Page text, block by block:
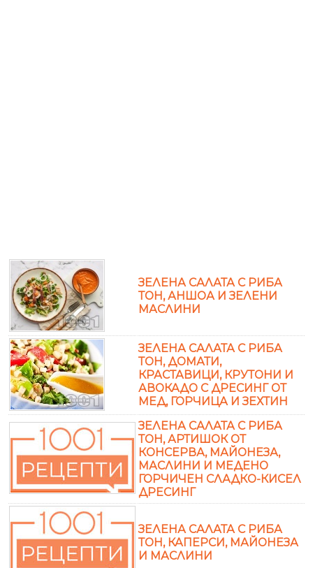
ЗЕЛЕНА САЛАТА С РИБА
ТОН, АНШОА И ЗЕЛЕНИ
МАСЛИНИ
ЗЕЛЕНА САЛАТА С РИБА
ТОН, ДОМАТИ,
КРАСТАВИЦИ, КРУТОНИ И
АВОКАДО С ДРЕСИНГ ОТ
МЕД, ГОРЧИЦА И ЗЕХТИН
ЗЕЛЕНА САЛАТА С РИБА
ТОН, АРТИШОК ОТ
КОНСЕРВА, МАЙОНЕЗА,
МАСЛИНИ И МЕДЕНО
ГОРЧИЧЕН СЛАДКО-КИСЕЛ
ДРЕСИНГ
ЗЕЛЕНА САЛАТА С РИБА
ТОН, КАПЕРСИ, МАЙОНЕЗА
И МАСЛИНИ